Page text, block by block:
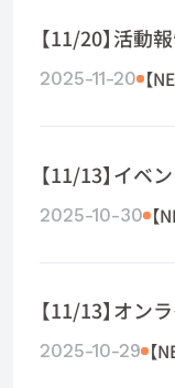
【11/20】活動
2025-11-20 【
【11/13】イベ
2025-10-30 【
【11/13】オン
2025-10-29 【